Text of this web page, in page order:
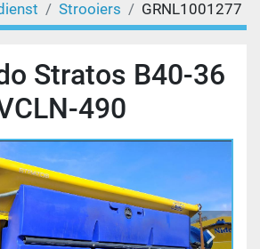
Strooiers GRNL1001277
Stratos B40-36
490